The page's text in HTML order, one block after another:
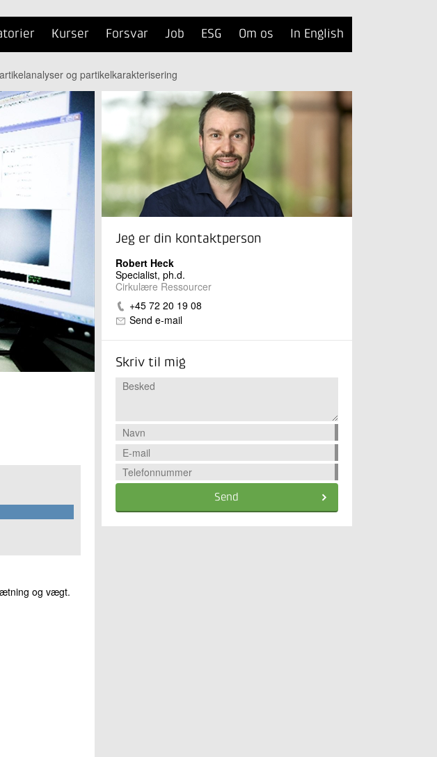
Kurser Forsvar Job ESG Om os In English
og partikelkarakterisering
og vægt.
Jeg er din kontaktperson
Robert Heck
Specialist, ph.d.
Cirkulære Ressourcer
+45 72 20 19 08
Send e-mail
Skriv til mig
Send